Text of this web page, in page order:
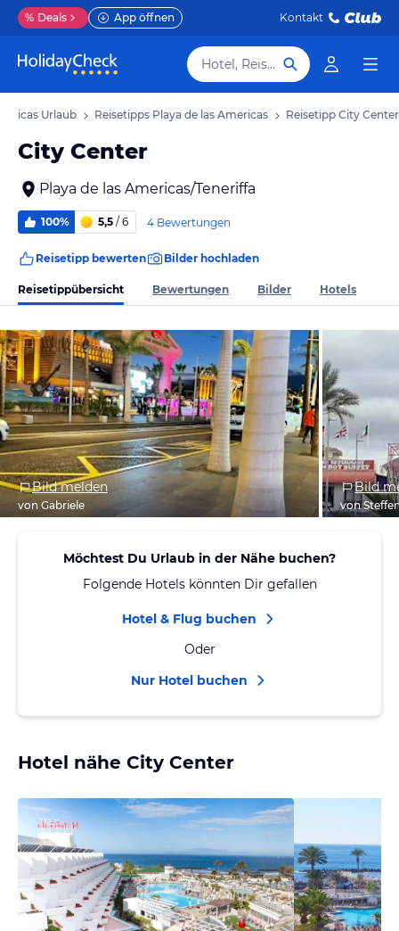
% Deals App öffnen Kontakt
Hotel, Reiseziel
Urlaub Reisetipps Playa de las Americas Reisetipp City Center
City Center
Playa de las Americas/Teneriffa
100% 5,5 / 6 4 Bewertungen
Reisetipp bewerten Bilder hochladen
Reisetippübersicht Bewertungen Bilder Hotels
Bild melden
von Gabriele
Bild
von
Möchtest Du Urlaub in der Nähe buchen?
Folgende Hotels könnten Dir gefallen
Hotel & Flug buchen
Oder
Nur Hotel buchen
Hotel nähe City Center